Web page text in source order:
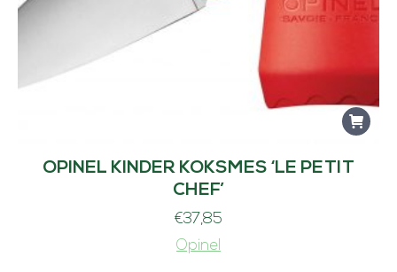
OPINEL KINDER KOKSMES ‘LE PETIT
CHEF’
€37,85
Opinel